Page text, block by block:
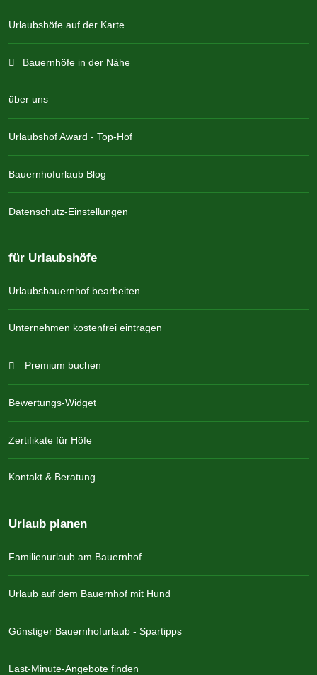
Urlaubshöfe auf der Karte
Bauernhöfe in der Nähe
über uns
Urlaubshof Award - Top-Hof
Bauernhofurlaub Blog
Datenschutz-Einstellungen
für Urlaubshöfe
Urlaubsbauernhof bearbeiten
Unternehmen kostenfrei eintragen
Premium buchen
Bewertungs-Widget
Zertifikate für Höfe
Kontakt & Beratung
Urlaub planen
Familienurlaub am Bauernhof
Urlaub auf dem Bauernhof mit Hund
Günstiger Bauernhofurlaub - Spartipps
Last-Minute-Angebote finden